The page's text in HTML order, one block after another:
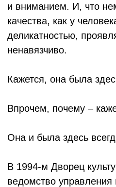
и вниманием. И, что
качества, как у
деликатностью,
ненавязчиво.
Кажется, она была
Впрочем, почему –
Она и была здесь
В 1994-м Дворец
ведомство управления